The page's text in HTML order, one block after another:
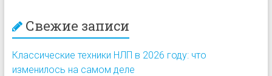
Свежие записи
Классические техники НЛП в 2026 году: что
изменилось на самом деле